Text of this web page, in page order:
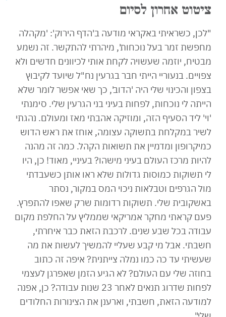
ציטוט אחרון לסיום
"לכן, כשראיתי באקראי מודעה ב'הדף הירוק': 'מקהלה
מחפשת זמר בעל נוכחות', מיהרתי להתקשר. זה נשמע
מבטיח, יוזמה שעשויה לקחת אותי לכיוונים חדשים ולא
צפויים. בנעוריי הייתי חבר בגרעין נח"ל שיועד לקיבוץ
בצפון והכינוי שלי היה 'הדוב', כך שאי אפשר לומר שלא
הייתה לי נוכחות, לפחות בעיני בני הגרעין שלי. סימנתי
'וי' ליד הסעיף הזה, ומוזיקה אהבתי מאז ומעולם. נהגתי
לשיר במקלחת בתשוקה עצומה, אוחז את ראש הדוש
כמיקרופון ומדמיין את תשואות הקהל. כמה זה מהנה
להיות מרכז העולם בעיני מישהו? בעיניי, מאוד! כן, היו
לי תשוקות כמוסות גדולות שלא ראו אותן כשעבדתי
מול הגרפים וטבלאות ניכוי המס במקור, נסתר
באשקובית שלי. תשוקות רדומות שרק שאפו להתפרץ.
פעם קראתי מחקר אמריקאי שממליץ על החלפת מקום
עבודה בכל שבע שנים. לרכבת הזאת כבר איחרתי,
חשבתי. אבל מי קבע שעליי להמשיך לעשות את מה
שעשיתי עד כה כמו נמלה צייתנית? איפה זה כתוב
בחוזה שלי עם העולם? לא הגיע הזמן שאפרגן לעצמי
לפחות שדרוג תנאים לאחר 23 שנות עבודה? כן, אפנה
למודעה הזאת, חשבתי, וארענן את הצינורות החלודים